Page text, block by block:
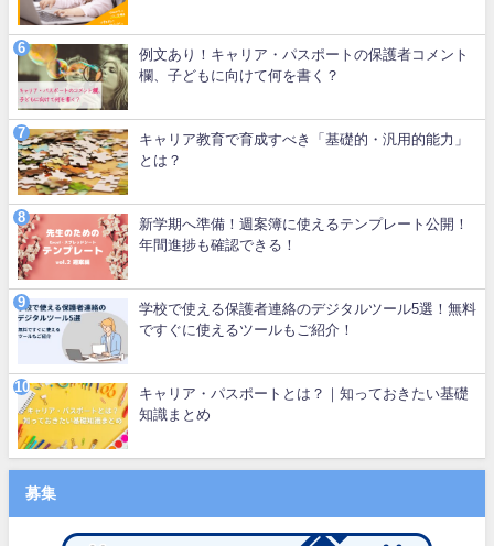
例文あり！キャリア・パスポートの保護者コメント
欄、子どもに向けて何を書く？
キャリア教育で育成すべき「基礎的・汎用的能力」
とは？
新学期へ準備！週案簿に使えるテンプレート公開！
年間進捗も確認できる！
学校で使える保護者連絡のデジタルツール5選！無料
ですぐに使えるツールもご紹介！
キャリア・パスポートとは？｜知っておきたい基礎
知識まとめ
募集